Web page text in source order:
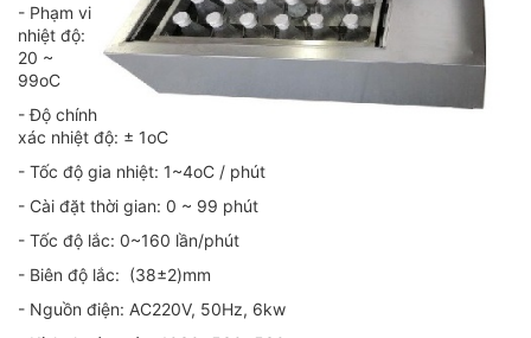
- Phạm vi
nhiệt độ:
20 ~
99oC
- Độ chính
xác nhiệt độ: ± 1oC
- Tốc độ gia nhiệt: 1~4oC / phút
- Cài đặt thời gian: 0 ~ 99 phút
- Tốc độ lắc: 0~160 lần/phút
- Biên độ lắc: (38±2)mm
- Nguồn điện: AC220V, 50Hz, 6kw